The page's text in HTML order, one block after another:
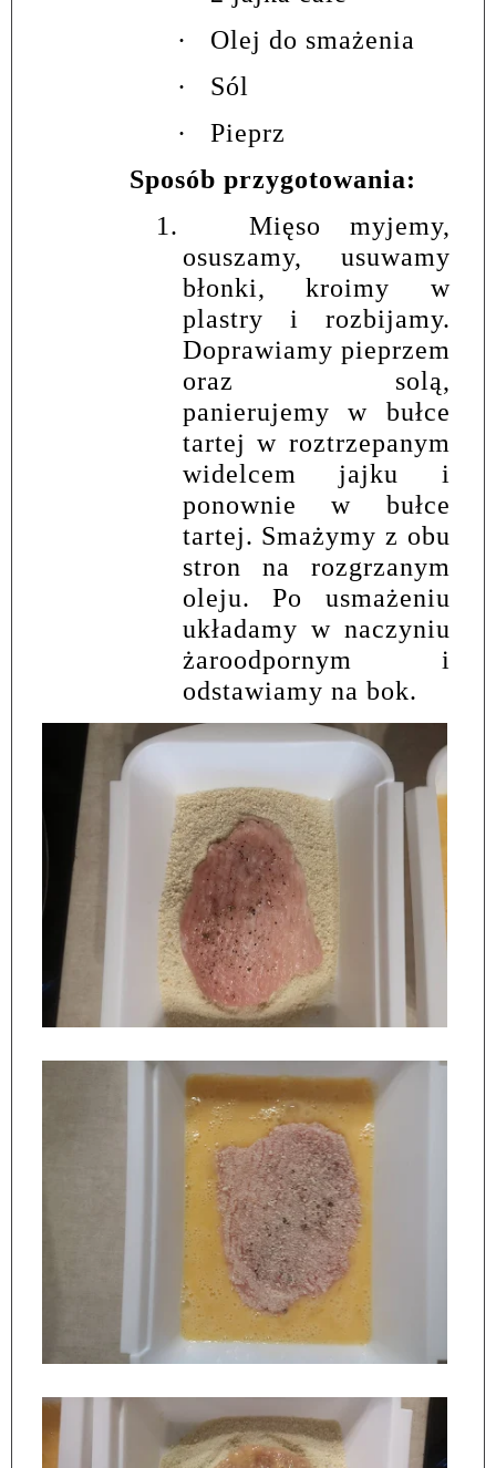
·
Olej do smażenia
·
Sól
·
Pieprz
Sposób przygotowania:
1.
Mięso myjemy,
osuszamy, usuwamy
błonki, kroimy w
plastry i rozbijamy.
Doprawiamy pieprzem
oraz solą,
panierujemy w bułce
tartej w roztrzepanym
widelcem jajku i
ponownie w bułce
tartej. Smażymy z obu
stron na rozgrzanym
oleju. Po usmażeniu
układamy w naczyniu
żaroodpornym i
odstawiamy na bok.